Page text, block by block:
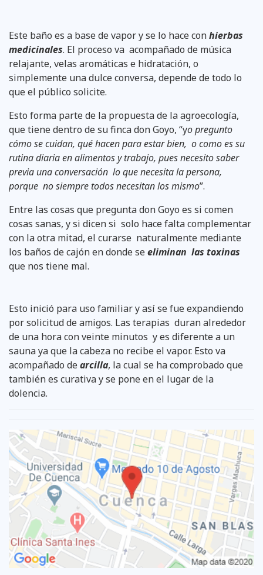
Este baño es a base de vapor y se lo hace conhierbas
medicinales. El proceso va acompañado de música
relajante, velas aromáticas e hidratación, o
simplemente una dulce conversa, depende de todo lo
que el público solicite.
Esto forma parte de la propuesta de la agroecología,
que tiene dentro de su finca don Goyo, “yo pregunto
cómo se cuidan, qué hacen para estar bien, o como es su
rutina diaria en alimentos y trabajo, pues necesito saber
previa una conversación lo que necesita la persona,
porque no siempre todos necesitan los mismo”.
Entre las cosas que pregunta don Goyo es si comen
cosas sanas, y si dicen si solo hace falta complementar
con la otra mitad, el curarse naturalmente mediante
los baños de cajón en donde seeliminan las toxinas
que nos tiene mal.
Esto inició para uso familiar y así se fue expandiendo
por solicitud de amigos. Las terapias duran alrededor
de una hora con veinte minutos y es diferente a un
sauna ya que la cabeza no recibe el vapor. Esto va
acompañado dearcilla, la cual se ha comprobado que
también es curativa y se pone en el lugar de la
dolencia.